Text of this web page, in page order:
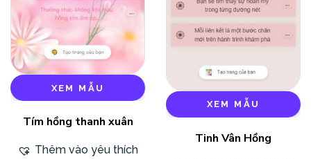
XEM MẪU
Tím hồng thanh xuân
Thêm vào yêu thích
XEM MẪU
Tinh Vân Hồng